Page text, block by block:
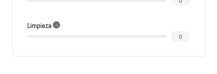
Limpieza
0